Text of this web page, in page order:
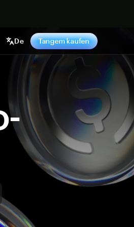
De Tangem kaufen